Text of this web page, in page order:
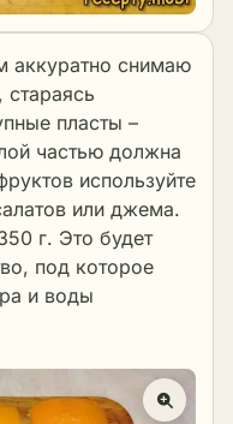
аккуратно снимаю
пласты –
частью должна
используйте
или джема.
г. Это будет
под которое
и воды